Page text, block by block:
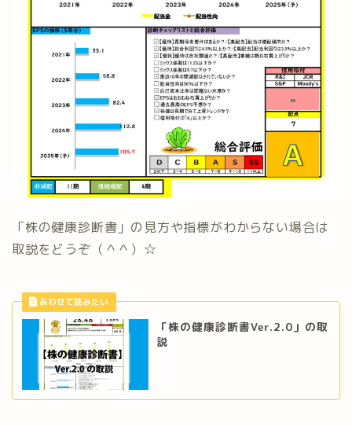
「株の健康診断書」の見方や指標がわからない場合は
取説をどうぞ（＾＾）☆
「株の健康診断書Ver.2.0」の取
説